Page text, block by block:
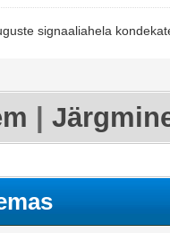
signaaliahela
|